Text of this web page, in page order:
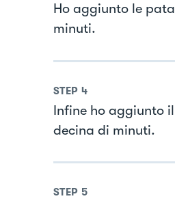
Ho aggiunto le
minuti.
STEP 4
Infine ho aggiunto
decina di minuti.
STEP 5